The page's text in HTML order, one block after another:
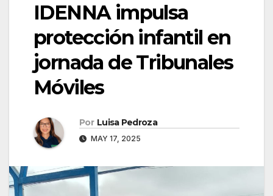
IDENNA impulsa
protección infantil en
jornada de Tribunales
Móviles
Por Luisa Pedroza
MAY 17, 2025